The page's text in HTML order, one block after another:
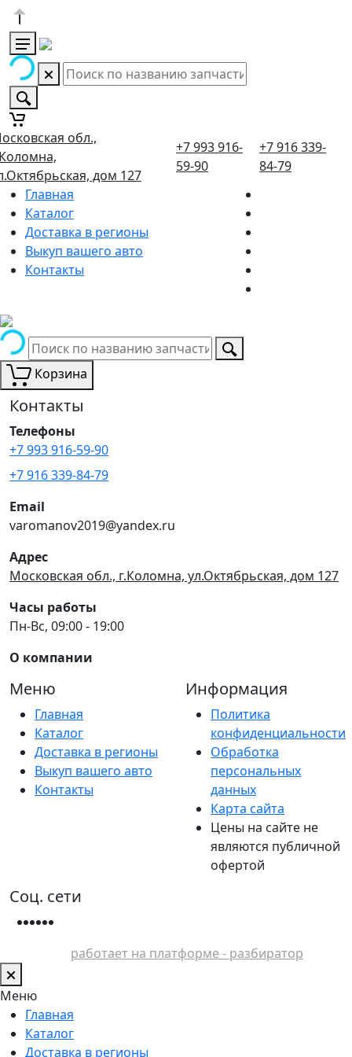
обл.,
дом 127
+7 993 916-
59-90
+7 916 339-
84-79
Главная
Каталог
Доставка в регионы
Выкуп вашего авто
Контакты
Корзина
Контакты
Телефоны
+7 993 916-59-90
+7 916 339-84-79
Email
varomanov2019@yandex.ru
Адрес
Московская обл., г.Коломна, ул.Октябрьская, дом 127
Часы работы
Пн-Вс, 09:00 - 19:00
О компании
Меню
Главная
Каталог
Доставка в регионы
Выкуп вашего авто
Контакты
Информация
Политика
конфиденциальности
Обработка
персональных
данных
Карта сайта
Цены на сайте не
являются публичной
офертой
Соц. сети
работает на платформе - разбиратор
Меню
Главная
Каталог
Доставка в регионы